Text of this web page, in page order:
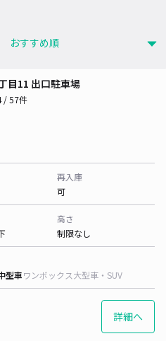
目11 出口駐車場
/ 57件
再入庫
可
高さ
制限なし
型車ワンボックス大型車・SUV
詳細へ